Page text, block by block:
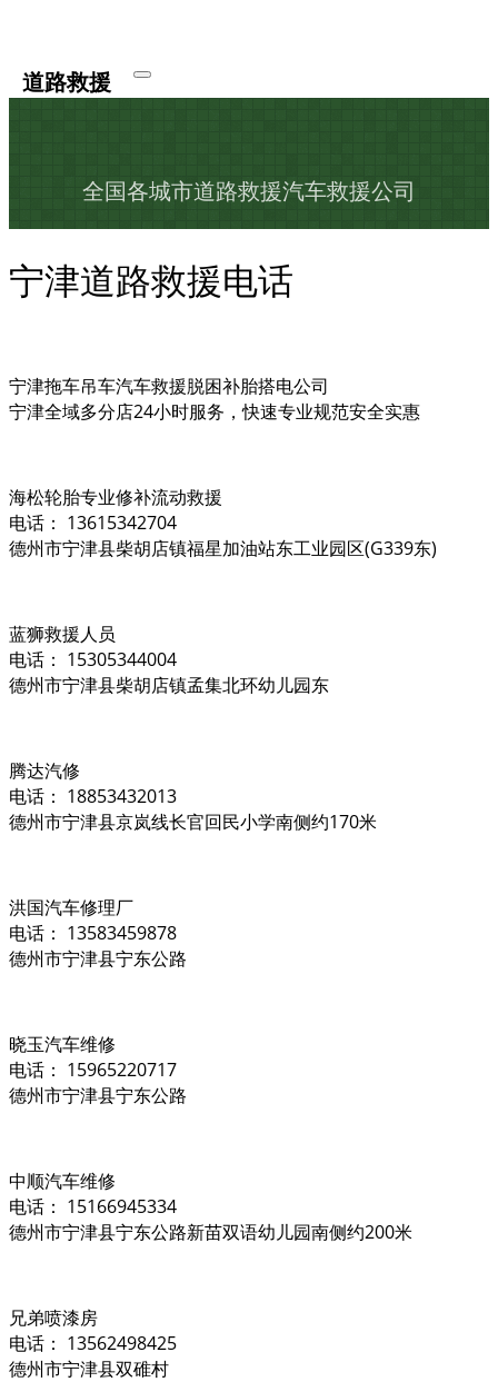
道路救援
全国各城市道路救援汽车救援公司
宁津道路救援电话
宁津拖车吊车汽车救援脱困补胎搭电公司
宁津全域多分店24小时服务，快速专业规范安全实惠
海松轮胎专业修补流动救援
电话： 13615342704
德州市宁津县柴胡店镇福星加油站东工业园区(G339东)
蓝狮救援人员
电话： 15305344004
德州市宁津县柴胡店镇孟集北环幼儿园东
腾达汽修
电话： 18853432013
德州市宁津县京岚线长官回民小学南侧约170米
洪国汽车修理厂
电话： 13583459878
德州市宁津县宁东公路
晓玉汽车维修
电话： 15965220717
德州市宁津县宁东公路
中顺汽车维修
电话： 15166945334
德州市宁津县宁东公路新苗双语幼儿园南侧约200米
兄弟喷漆房
电话： 13562498425
德州市宁津县双碓村